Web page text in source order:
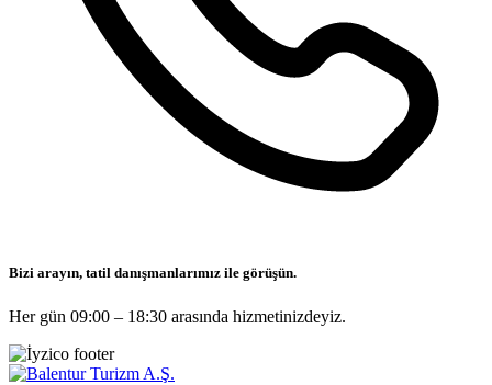
Bizi arayın, tatil danışmanlarımız ile görüşün.
Her gün 09:00 – 18:30 arasında hizmetinizdeyiz.